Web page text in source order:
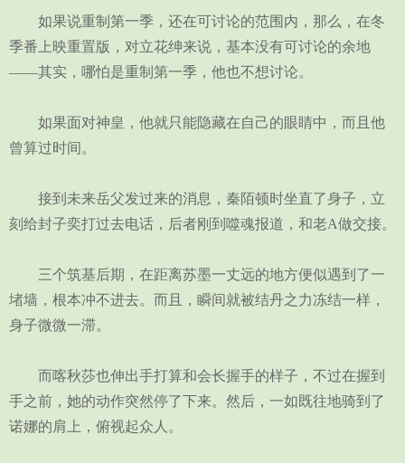
如果说重制第一季，还在可讨论的范围内，那么，在冬
季番上映重置版，对立花绅来说，基本没有可讨论的余地
——其实，哪怕是重制第一季，他也不想讨论。
如果面对神皇，他就只能隐藏在自己的眼睛中，而且他
曾算过时间。
接到未来岳父发过来的消息，秦陌顿时坐直了身子，立
刻给封子奕打过去电话，后者刚到噬魂报道，和老A做交接。
三个筑基后期，在距离苏墨一丈远的地方便似遇到了一
堵墙，根本冲不进去。而且，瞬间就被结丹之力冻结一样，
身子微微一滞。
而喀秋莎也伸出手打算和会长握手的样子，不过在握到
手之前，她的动作突然停了下来。然后，一如既往地骑到了
诺娜的肩上，俯视起众人。